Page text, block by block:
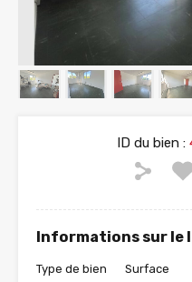
ID du bien :
Informations sur le
Type de bien Surface